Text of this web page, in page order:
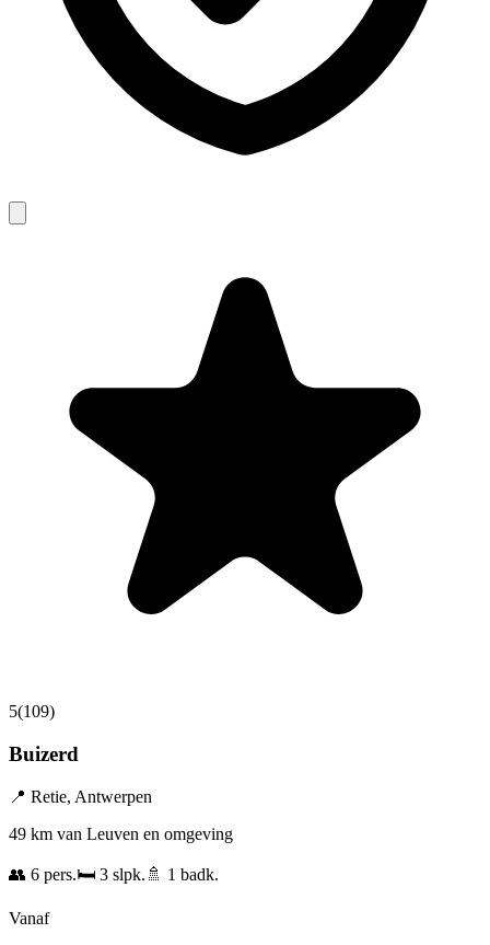
5(109)
Buizerd
📍 Retie, Antwerpen
49 km van Leuven en omgeving
👥 6 pers.🛏️ 3 slpk. 🚿 1 badk.
Vanaf